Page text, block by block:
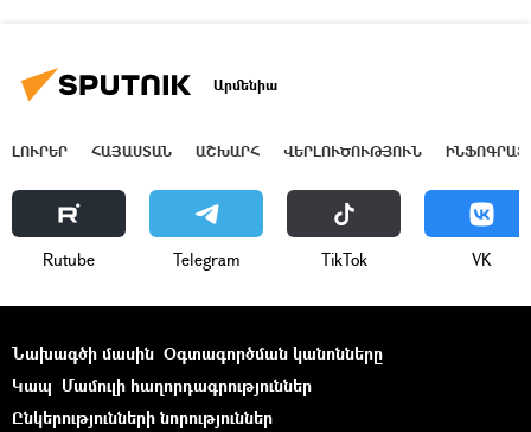
Արմենիա
ԼՈՒՐԵՐ ՀԱՅԱՍՏԱՆ ԱՇԽԱՐՀ ՎԵՐԼՈՒԾՈՒԹՅՈՒՆ
Rutube Telegram ТikТоk VK
Նախագծի մասին Օգտագործման կանոնները
Կապ Մամուլի հաղորդագրություններ
Ընկերությունների նորություններ